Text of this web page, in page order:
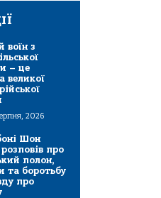
воїн з
– це
великої
2026
Шон
про
полон,
та боротьбу
про